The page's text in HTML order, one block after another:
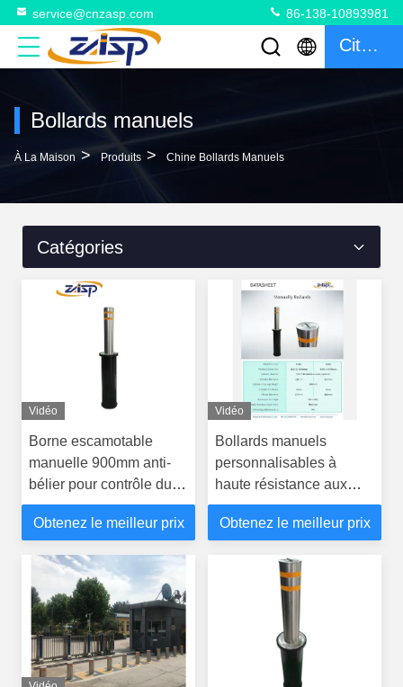
service@cnzasp.com 86-138-10893981
Citation
Bollards manuels
À La Maison > Produits > Chine Bollards Manuels
Catégories
Vidéo
Borne escamotable
manuelle 900mm anti-
bélier pour contrôle du
trafic
Obtenez le meilleur prix
Vidéo
Bollards manuels
personnalisables à
haute résistance aux
intempéries 600 ± 5 mm
de hauteur Finition en
Obtenez le meilleur prix